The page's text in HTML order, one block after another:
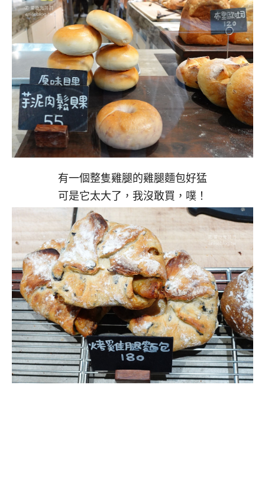
有一個整隻雞腿的雞腿麵包好猛
可是它太大了，我沒敢買，噗！